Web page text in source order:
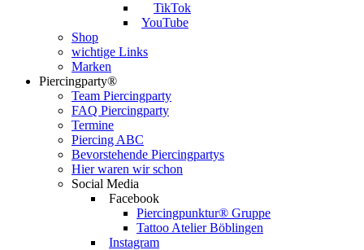
TikTok
YouTube
Shop
wichtige Links
Marken
Piercingparty®
Team Piercingparty
FAQ Piercingparty
Termine
Piercing ABC
Bevorstehende Piercingpartys
Hier waren wir schon
Social Media
Facebook
Piercingpunktur® Gruppe
Tattoo Atelier Böblingen
Instagram